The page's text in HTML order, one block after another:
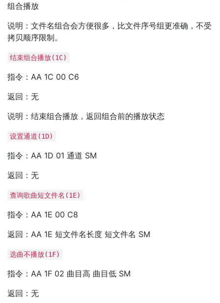
组合播放
说明：文件名组合会方便很多，比文件序号组更准确，不受
拷贝顺序限制。
结束组合播放(1C)
指令：AA 1C 00 C6
返回：无
说明：结束组合播放，返回组合前的播放状态
设置通道(1D)
指令：AA 1D 01 通道 SM
返回：无
查询歌曲短文件名(1E)
指令：AA 1E 00 C8
返回：AA 1E 短文件名长度 短文件名 SM
选曲不播放(1F)
指令：AA 1F 02 曲目高 曲目低 SM
返回：无